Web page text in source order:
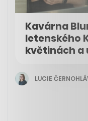
Kavárna
letenského
květinách a
LUCIE